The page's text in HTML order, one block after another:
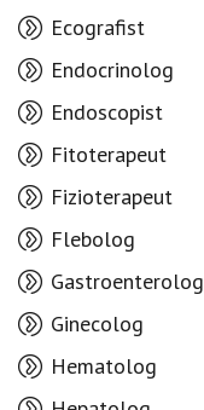
Ecografist
Endocrinolog
Endoscopist
Fitoterapeut
Fizioterapeut
Flebolog
Gastroenterolog
Ginecolog
Hematolog